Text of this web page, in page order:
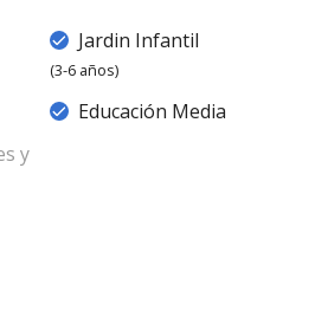
Jardin Infantil
(3-6 años)
Educación Media
y